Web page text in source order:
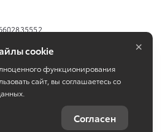
cookie
функционирования
сайт, вы соглашаетесь со
Согласен
×